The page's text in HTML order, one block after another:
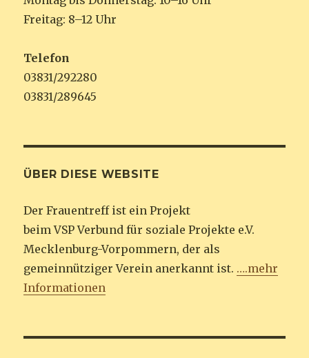
Freitag: 8–12 Uhr
Telefon
03831/292280
03831/289645
ÜBER DIESE WEBSITE
Der Frauentreff ist ein Projekt
beim VSP Verbund für soziale Projekte e.V.
Mecklenburg-Vorpommern, der als
gemeinnütziger Verein anerkannt ist. ….mehr
Informationen